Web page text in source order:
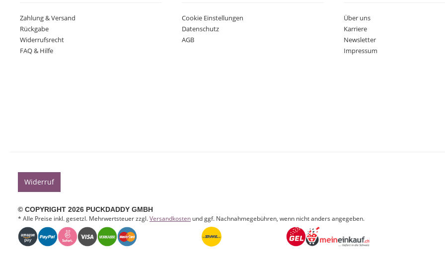
Zahlung & Versand
Rückgabe
Widerrufsrecht
FAQ & Hilfe
Cookie Einstellungen
Datenschutz
AGB
Über uns
Karriere
Newsletter
Impressum
Widerruf
© COPYRIGHT 2026 PUCKDADDY GMBH
* Alle Preise inkl. gesetzl. Mehrwertsteuer zzgl.Versandkosten und ggf. Nachnahmegebühren, wenn nicht anders angegeben.